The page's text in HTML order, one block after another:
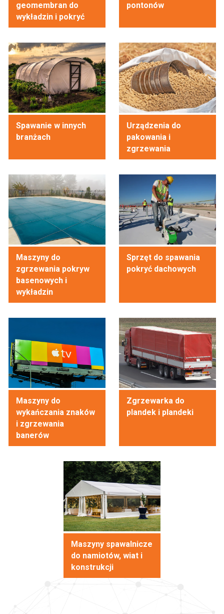
geomembran do
wykładzin i pokryć
pontonów
Spawanie w innych
branżach
Urządzenia do
pakowania i
zgrzewania
Maszyny do
zgrzewania pokryw
basenowych i
wykładzin
Sprzęt do spawania
pokryć dachowych
Maszyny do
wykańczania znaków
i zgrzewania
banerów
Zgrzewarka do
plandek i plandeki
Maszyny spawalnicze
do namiotów, wiat i
konstrukcji